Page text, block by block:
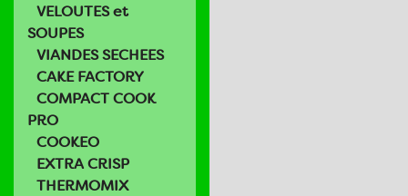
VELOUTES et
SOUPES
VIANDES SECHEES
CAKE FACTORY
COMPACT COOK
PRO
COOKEO
EXTRA CRISP
THERMOMIX